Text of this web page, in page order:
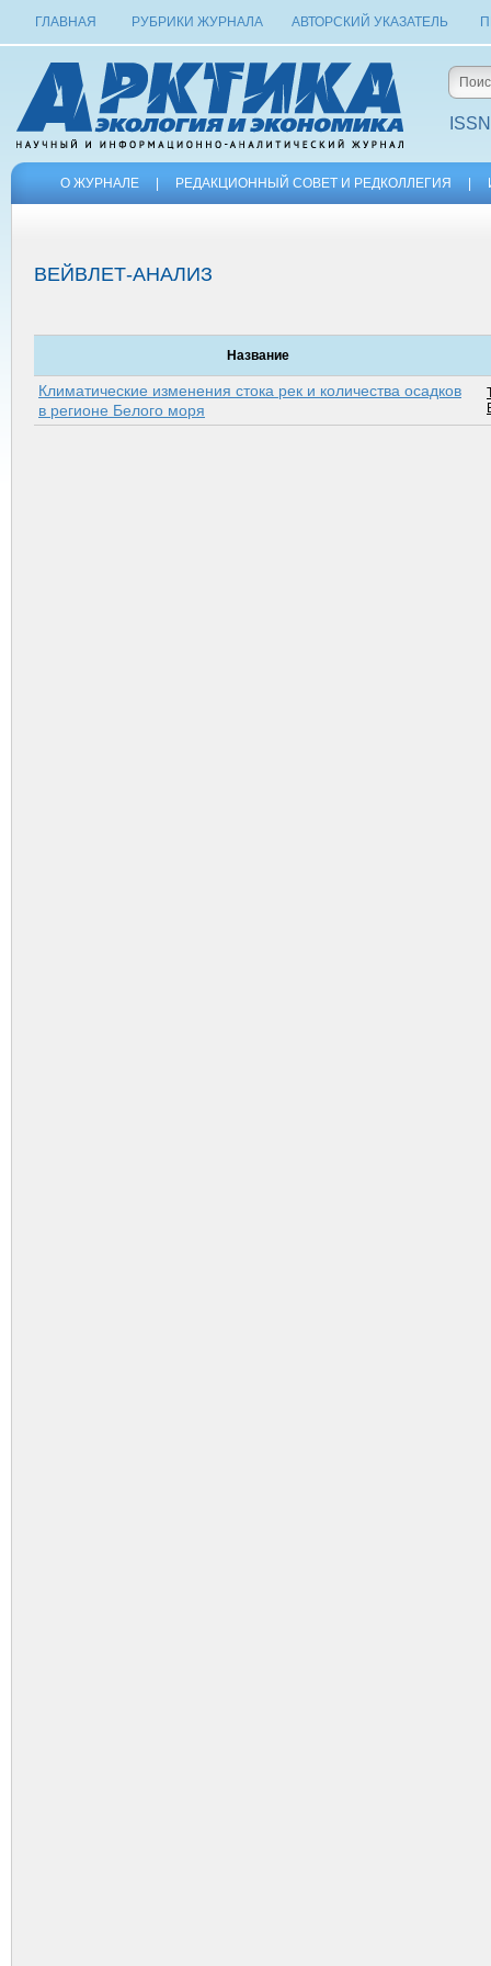
ГЛАВНАЯ РУБРИКИ ЖУРНАЛА АВТОРСКИЙ УКАЗАТЕЛЬ
О ЖУРНАЛЕ РЕДАКЦИОННЫЙ СОВЕТ И РЕДКОЛЛЕГИЯ
ВЕЙВЛЕТ-АНАЛИЗ
Название
Климатические изменения стока рек и количества осадков
в регионе Белого моря